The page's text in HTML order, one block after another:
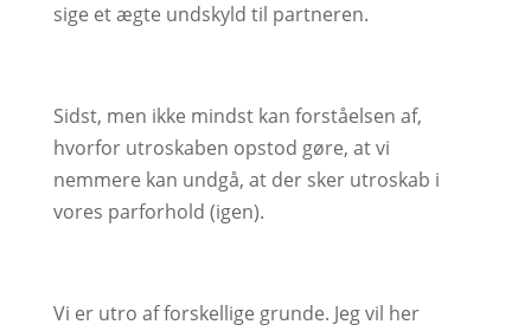
sige et ægte undskyld til partneren.
Sidst, men ikke mindst kan forståelsen af,
hvorfor utroskaben opstod gøre, at vi
nemmere kan undgå, at der sker utroskab i
vores parforhold (igen).
Vi er utro af forskellige grunde. Jeg vil her